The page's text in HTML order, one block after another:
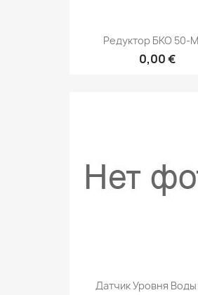
Редуктор БКО 50-
0,00 €
Датчик Уровня